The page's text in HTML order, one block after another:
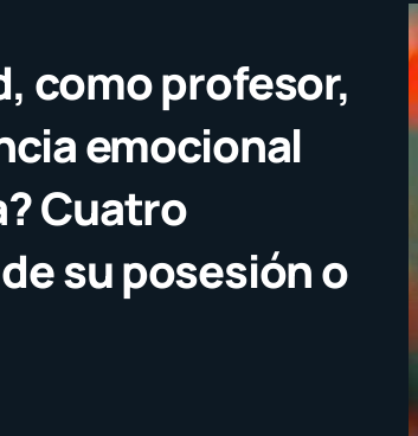
como profesor,
emocional
Cuatro
su posesión o